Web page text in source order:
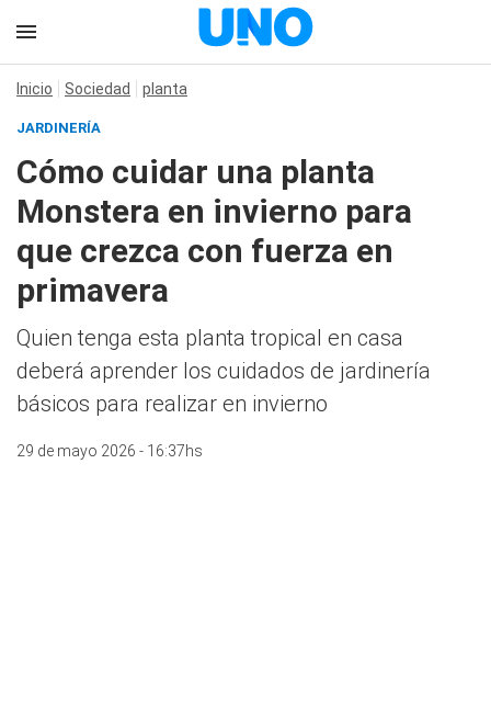
Inicio Sociedad planta
JARDINERÍA
Cómo cuidar una planta
Monstera en invierno para
que crezca con fuerza en
primavera
Quien tenga esta planta tropical en casa
deberá aprender los cuidados de jardinería
básicos para realizar en invierno
29 de mayo 2026 - 16:37hs